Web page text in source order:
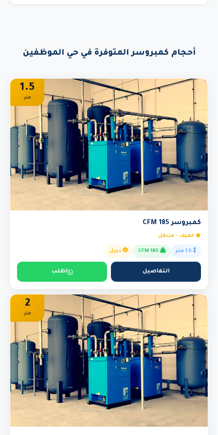
أحجام كمبروسر المتوفرة في حي الموظفين
1.5
متر
كمبروسر 185 CFM
خفيف - متنقل
ديزل
التفاصيل اطلب
2
متر